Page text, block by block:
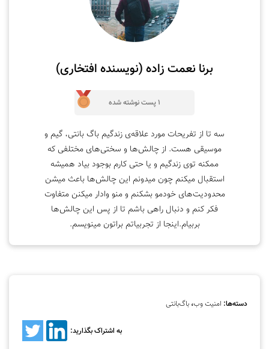
برنا نعمت‌ زاده (نویسنده افتخاری)
سه تا از تفریحات مورد علاقه‌ی زندگیم باگ بانتی، گیم و
موسیقی هست. از چالش‌ها و سختی‌های مختلفی که
ممکنه توی زندگیم و یا حتی کارم بوجود بیاد همیشه
استقبال میکنم چون میدونم این چالش‌ها باعث میشن
محدودیت‌های خودمو بشکنم و منو وادار میکنن متفاوت
فکر کنم و دنبال راهی باشم تا از پس این چالش‌ها
بربیام.اینجا از تجربیاتم براتون مینویسم.
دسته‌ها: امنیت وب، باگ‌بانتی
به اشتراک بگذارید: